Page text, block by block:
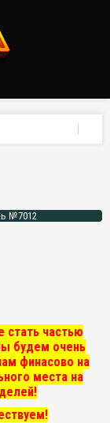
№7012
стать частью
будем очень
финасово на
места на